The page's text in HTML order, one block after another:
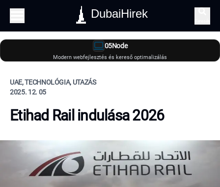
DubaiHirek
05Node
Modern webfejlesztés és kereső optimalizálás
UAE, TECHNOLÓGIA, UTAZÁS
2025. 12. 05
Etihad Rail indulása 2026